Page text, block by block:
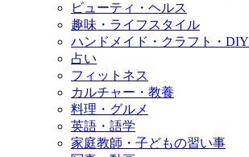
ビューティ・ヘルス
趣味・ライフスタイル
ハンドメイド・クラフト・DIY
占い
フィットネス
カルチャー・教養
料理・グルメ
英語・語学
家庭教師・子どもの習い事